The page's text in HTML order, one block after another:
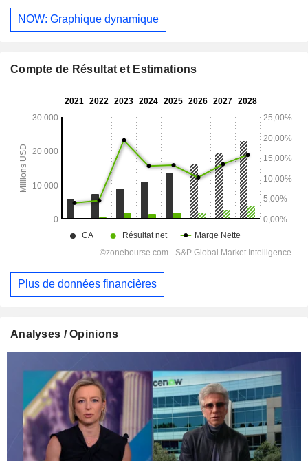
NOW: Graphique dynamique
Compte de Résultat et Estimations
Plus de données financières
Analyses / Opinions